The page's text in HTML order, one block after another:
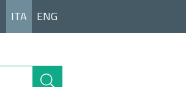
ITA ENG
Cerca